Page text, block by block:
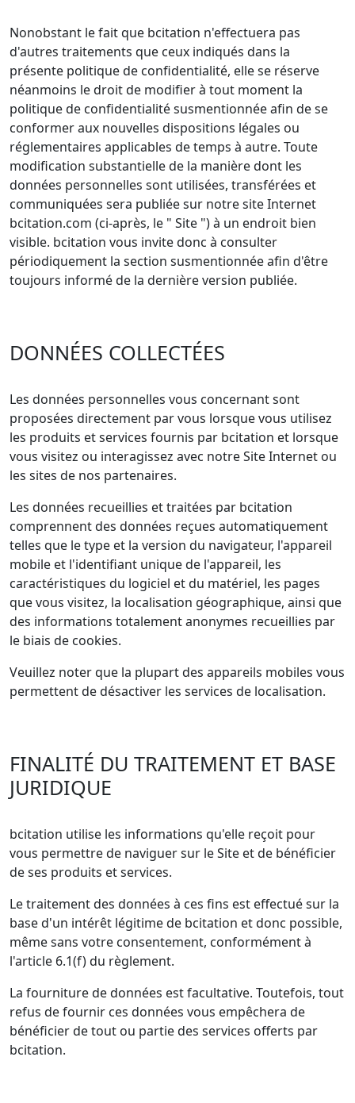
Nonobstant le fait que bcitation n'effectuera pas
d'autres traitements que ceux indiqués dans la
présente politique de confidentialité, elle se réserve
néanmoins le droit de modifier à tout moment la
politique de confidentialité susmentionnée afin de se
conformer aux nouvelles dispositions légales ou
réglementaires applicables de temps à autre. Toute
modification substantielle de la manière dont les
données personnelles sont utilisées, transférées et
communiquées sera publiée sur notre site Internet
bcitation.com (ci-après, le " Site ") à un endroit bien
visible. bcitation vous invite donc à consulter
périodiquement la section susmentionnée afin d'être
toujours informé de la dernière version publiée.
DONNÉES COLLECTÉES
Les données personnelles vous concernant sont
proposées directement par vous lorsque vous utilisez
les produits et services fournis par bcitation et lorsque
vous visitez ou interagissez avec notre Site Internet ou
les sites de nos partenaires.
Les données recueillies et traitées par bcitation
comprennent des données reçues automatiquement
telles que le type et la version du navigateur, l'appareil
mobile et l'identifiant unique de l'appareil, les
caractéristiques du logiciel et du matériel, les pages
que vous visitez, la localisation géographique, ainsi que
des informations totalement anonymes recueillies par
le biais de cookies.
Veuillez noter que la plupart des appareils mobiles vous
permettent de désactiver les services de localisation.
FINALITÉ DU TRAITEMENT ET BASE
JURIDIQUE
bcitation utilise les informations qu'elle reçoit pour
vous permettre de naviguer sur le Site et de bénéficier
de ses produits et services.
Le traitement des données à ces fins est effectué sur la
base d'un intérêt légitime de bcitation et donc possible,
même sans votre consentement, conformément à
l'article 6.1(f) du règlement.
La fourniture de données est facultative. Toutefois, tout
refus de fournir ces données vous empêchera de
bénéficier de tout ou partie des services offerts par
bcitation.